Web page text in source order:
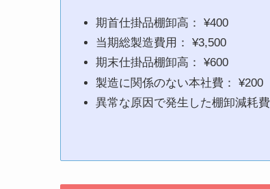
期首仕掛品棚卸高： ¥400
当期総製造費用： ¥3,500
期末仕掛品棚卸高： ¥600
製造に関係のない本社費： ¥200
異常な原因で発生した棚卸減耗